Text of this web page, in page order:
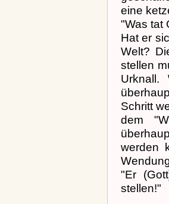
eine
"Was tat
Hat er
Welt?
stellen
Schritt
dem
werden
"Er
stellen!"